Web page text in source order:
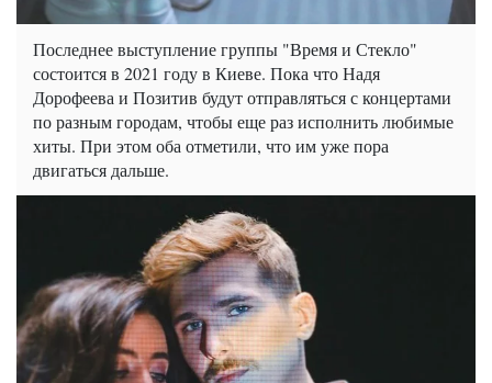
Последнее выступление группы "Время и Стекло"
состоится в 2021 году в Киеве. Пока что Надя
Дорофеева и Позитив будут отправляться с концертами
по разным городам, чтобы еще раз исполнить любимые
хиты. При этом оба отметили, что им уже пора
двигаться дальше.